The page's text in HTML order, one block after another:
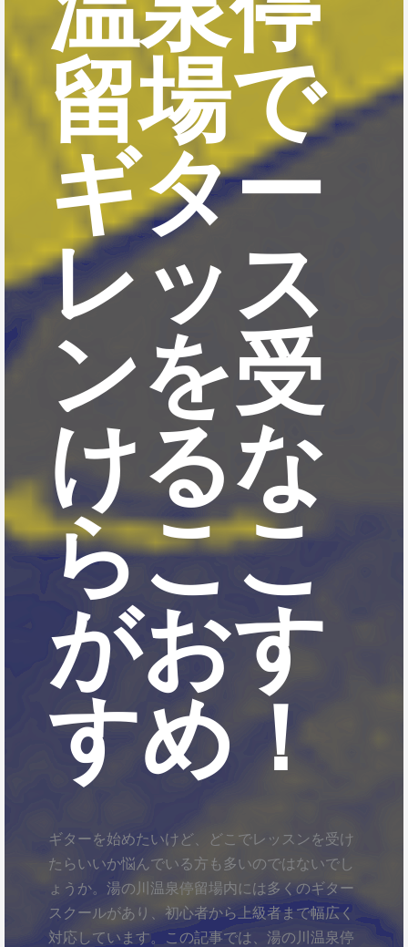
留場で
ギター
レッス
ンを受
けるな
らここ
がおす
すめ！
ギターを始めたいけど、どこでレッスンを受け
たらいいか悩んでいる方も多いのではないでし
ょうか。湯の川温泉停留場内には多くのギター
スクールがあり、初心者から上級者まで幅広く
対応しています。この記事では、湯の川温泉停